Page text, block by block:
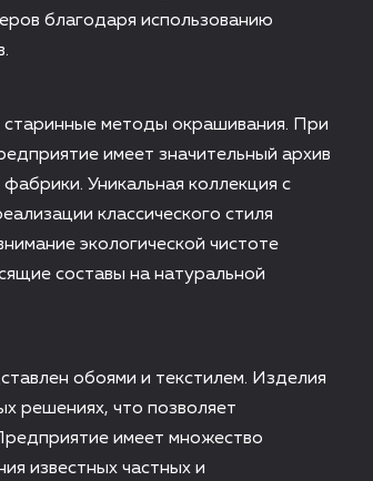
благодаря использованию
методы окрашивания. При
имеет значительный архив
Уникальная коллекция с
классического стиля
экологической чистоте
составы на натуральной
обоями и текстилем. Изделия
решениях, что позволяет
имеет множество
известных частных и